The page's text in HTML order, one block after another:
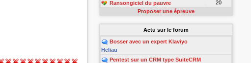
Ransongiciel du pauvre
20
Proposer une épreuve
Actu sur le forum
Bosser avec un expert Klaviyo
Heliau
Pentest sur un CRM type SuiteCRM